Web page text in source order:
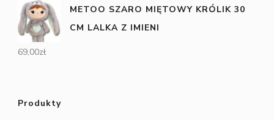
METOO SZARO MIĘTOWY KRÓLIK 30
CM LALKA Z IMIENI
69,00zł
Produkty